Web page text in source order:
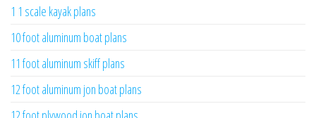
1 1 scale kayak plans
10 foot aluminum boat plans
11 foot aluminum skiff plans
12 foot aluminum jon boat plans